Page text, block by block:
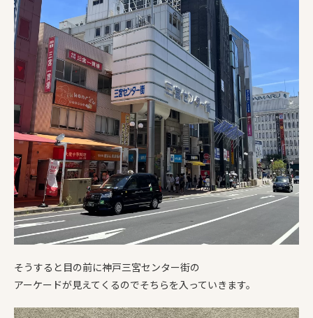
そうすると目の前に神戸三宮センター街の
アーケードが見えてくるのでそちらを入っていきます。